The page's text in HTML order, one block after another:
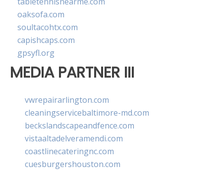
oaksofa.com
soultacohtx.com
capishcaps.com
gpsyfl.org
MEDIA PARTNER III
vwrepairarlington.com
cleaningservicebaltimore-md.com
beckslandscapeandfence.com
vistaaltadelveramendi.com
coastlinecateringnc.com
cuesburgershouston.com